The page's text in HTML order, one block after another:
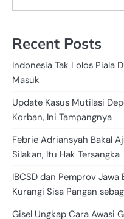
Recent Posts
Indonesia Tak Lolos Piala
Masuk
Update Kasus Mutilasi
Korban, Ini Tampangnya
Febrie Adriansyah Bakal
Silakan, Itu Hak Tersangka
IBCSD dan Pemprov
Kurangi Sisa Pangan
Gisel Ungkap Cara Awasi